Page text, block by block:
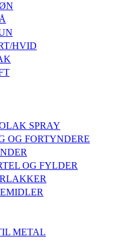
HVID
SPRAY
OG FORTYNDERE
OG FYLDER
METAL